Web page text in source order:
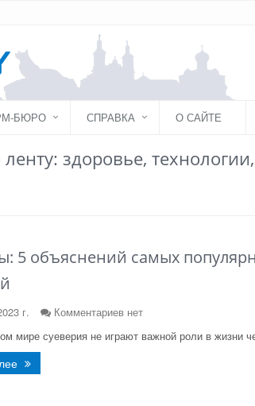
БЮРО СПРАВКА О САЙТЕ
здоровье, технологии,
5 объяснений самых
г.
Комментариев нет
мире суеверия не играют важной роли в жизни